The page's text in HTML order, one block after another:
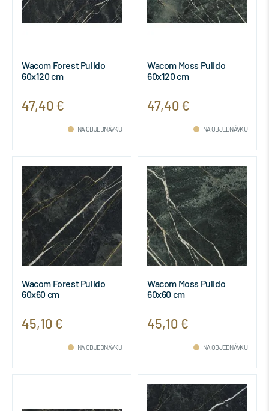
Wacom Forest Pulido
60x120 cm
47,40 €
NA OBJEDNÁVKU
Wacom Moss Pulido
60x120 cm
47,40 €
NA OBJEDNÁVKU
Wacom Forest Pulido
60x60 cm
45,10 €
NA OBJEDNÁVKU
Wacom Moss Pulido
60x60 cm
45,10 €
NA OBJEDNÁVKU